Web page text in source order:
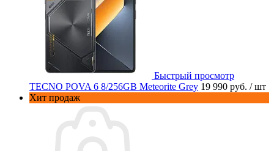
Быстрый просмотр
TECNO POVA 6 8/256GB Meteorite Grey 19 990 руб. / шт
Хит продаж